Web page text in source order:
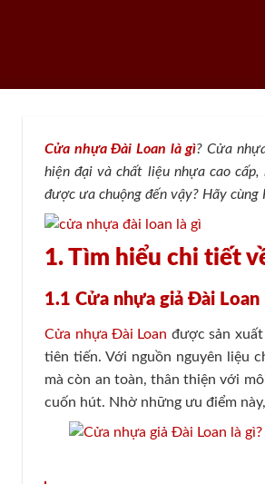
Cửa nhựa Đài Loan là gì? Cửa
hiện đại và chất liệu nhựa cao
được ưa chuộng đến vậy? Hãy
1. Tìm hiểu chi tiết
1.1 Cửa nhựa giả Đài Loan
Cửa nhựa Đài Loan được sản
tiên tiến. Với nguồn nguyên liệu
mà còn an toàn, thân thiện với
cuốn hút. Nhờ những ưu điểm